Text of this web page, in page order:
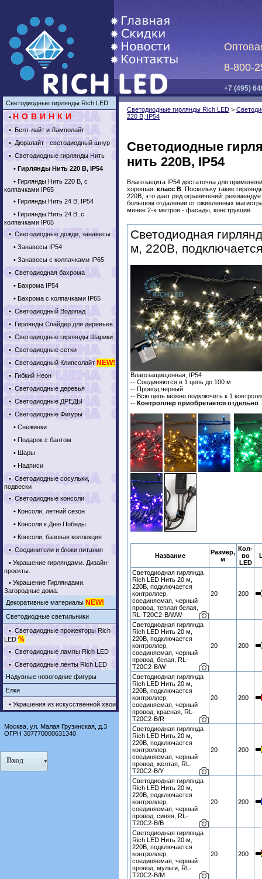
8-800-
+7 (495)
Светодиодные гирлянды Rich LED
•НОВИНКИ
•Белт-лайт и Ламполайт
•Дюралайт - светодиодный шнур
•Светодиодные гирлянды Нить
• Гирлянды Нить 220 В, IP54
• Гирлянды Нить 220 В, с
колпачками IP65
• Гирлянды Нить 24 В, IP54
• Гирлянды Нить 24 В, с
колпачками IP65
•Светодиодные дожди, занавесы
• Занавесы IP54
• Занавесы с колпачками IP65
•Светодиодная бахрома
• Бахрома IP54
• Бахрома с колпачками IP65
•Светодиодный Водопад
•Гирлянды Спайдер для деревьев
•Светодиодные гирлянды Шарики
•Светодиодные сетки
•Светодиодный Клипсолайт NEW!
•Гибкий Неон
•Светодиодные деревья
•Светодиодные ДРЕДЫ
•Светодиодные Фигуры
• Снежинки
• Подарок с бантом
• Шары
• Надписи
•Светодиодные сосульки,
подвески
•Светодиодные консоли
• Консоли, летний сезон
• Консоли к Дню Победы
• Консоли, базовая коллекция
•Соединители и блоки питания
• Украшение гирляндами. Дизайн-
проекты.
• Украшение Гирляндами.
Загородные дома.
Декоративные материалы NEW!
Светодиодные светильники
•Светодиодные прожекторы Rich
LED %
•Светодиодные лампы Rich LED
•Светодиодные ленты Rich LED
Надувные новогодние фигуры
Елки
• Украшения из искусственной хвои
Москва, ул. Малая Грузинская, д.3
ОГРН 307770000631340
Вход
Светодиодные гирлянды Rich LED >
220 В, IP54
Светодиодные
нить 220В, IP54
Влагозащита IP54 достаточна для
хорошая: класс B . Поскольку такие
220В, это дает ряд ограничений:
большом отдалении от оживленных
менее 2-х метров - фасады, конструкции.
Светодиодная
м, 220В,
Влагозащищенная, IP54
-- Соединяются в 1 цепь до 100 м
-- Провод черный
-- Всю цепь можно подключить к 1
-- Контроллер приобретается отдельно
Название
Размер,
м
Кол-
во
LED
Светодиодная гирлянда
Rich LED Нить 20 м,
220В, подключается
контроллер,
соединяемая, черный
провод, теплая белая,
RL-T20C2-B/WW
20 200
Светодиодная гирлянда
Rich LED Нить 20 м,
220В, подключается
контроллер,
соединяемая, черный
провод, белая, RL-
T20C2-B/W
20 200
Светодиодная гирлянда
Rich LED Нить 20 м,
220В, подключается
контроллер,
соединяемая, черный
провод, красная, RL-
T20C2-B/R
20 200
Светодиодная гирлянда
Rich LED Нить 20 м,
220В, подключается
контроллер,
соединяемая, черный
провод, желтая, RL-
T20C2-B/Y
20 200
Светодиодная гирлянда
Rich LED Нить 20 м,
220В, подключается
контроллер,
соединяемая, черный
провод, синяя, RL-
T20C2-B/B
20 200
Светодиодная гирлянда
Rich LED Нить 20 м,
220В, подключается
контроллер,
соединяемая, черный
провод, мульти, RL-
T20C2-B/M
20 200